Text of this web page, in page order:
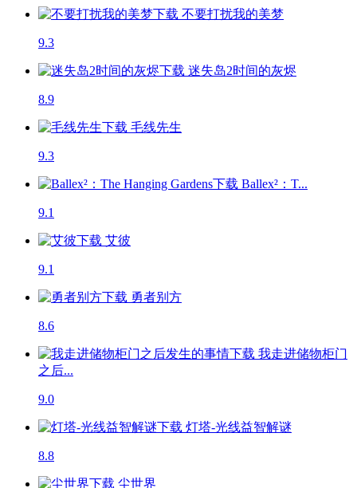
不要打扰我的美梦
9.3
迷失岛2时间的灰烬
8.9
毛线先生
9.3
Ballex²：T...
9.1
艾彼
9.1
勇者别方
8.6
我走进储物柜门
之后...
9.0
灯塔-光线益智解谜
8.8
尘世界